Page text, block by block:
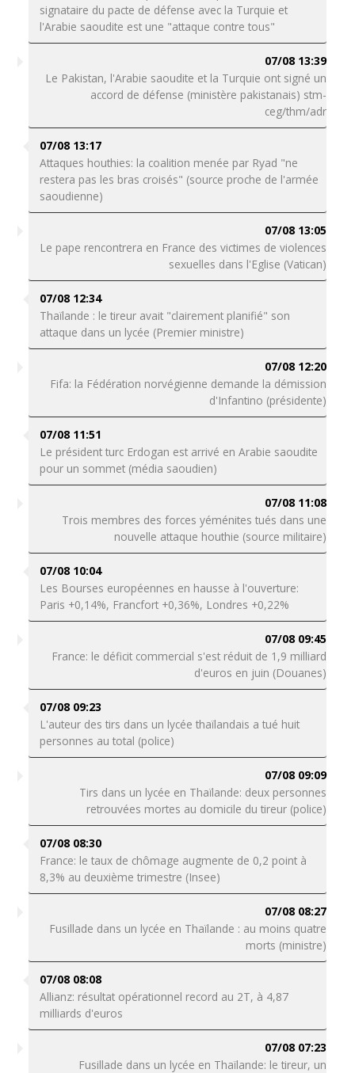
signataire du pacte de défense avec la Turquie et
l'Arabie saoudite est une "attaque contre tous"
07/08 13:39
Le Pakistan, l'Arabie saoudite et la Turquie ont signé un
accord de défense (ministère pakistanais) stm-
ceg/thm/adr
07/08 13:17
Attaques houthies: la coalition menée par Ryad "ne
restera pas les bras croisés" (source proche de l'armée
saoudienne)
07/08 13:05
Le pape rencontrera en France des victimes de violences
sexuelles dans l'Eglise (Vatican)
07/08 12:34
Thaïlande : le tireur avait "clairement planifié" son
attaque dans un lycée (Premier ministre)
07/08 12:20
Fifa: la Fédération norvégienne demande la démission
d'Infantino (présidente)
07/08 11:51
Le président turc Erdogan est arrivé en Arabie saoudite
pour un sommet (média saoudien)
07/08 11:08
Trois membres des forces yéménites tués dans une
nouvelle attaque houthie (source militaire)
07/08 10:04
Les Bourses européennes en hausse à l'ouverture:
Paris +0,14%, Francfort +0,36%, Londres +0,22%
07/08 09:45
France: le déficit commercial s'est réduit de 1,9 milliard
d'euros en juin (Douanes)
07/08 09:23
L'auteur des tirs dans un lycée thaïlandais a tué huit
personnes au total (police)
07/08 09:09
Tirs dans un lycée en Thaïlande: deux personnes
retrouvées mortes au domicile du tireur (police)
07/08 08:30
France: le taux de chômage augmente de 0,2 point à
8,3% au deuxième trimestre (Insee)
07/08 08:27
Fusillade dans un lycée en Thaïlande : au moins quatre
morts (ministre)
07/08 08:08
Allianz: résultat opérationnel record au 2T, à 4,87
milliards d'euros
07/08 07:23
Fusillade dans un lycée en Thaïlande: le tireur, un